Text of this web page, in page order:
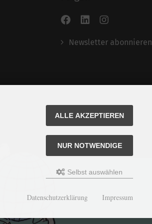
Newsletter abonnieren
ALLE AKZEPTIEREN
NUR NOTWENDIGE
Selbst auswählen
Datenschutzerklärung Impressum